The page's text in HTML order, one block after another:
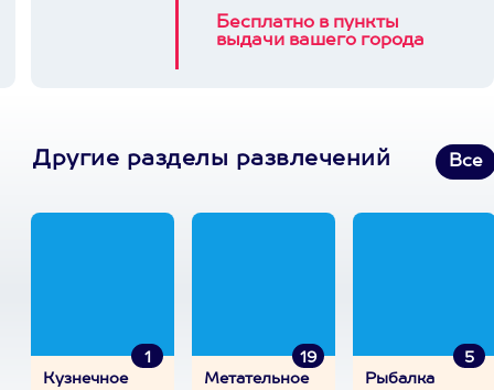
Бесплатно в пункты
выдачи вашего города
Другие разделы развлечений Все
1
Кузнечное
19
Метательное
5
Рыбалка